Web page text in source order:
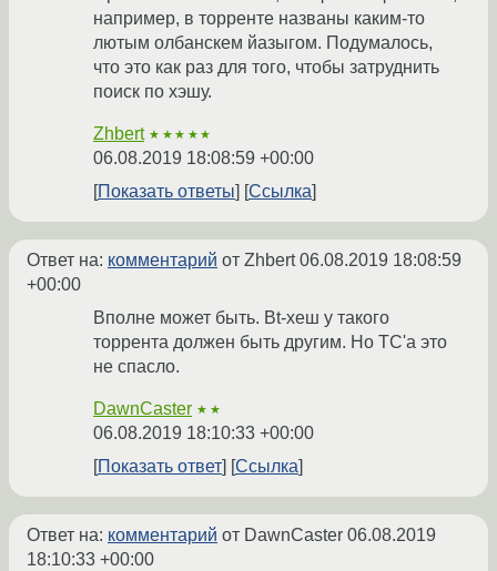
например, в торренте названы каким-то
лютым олбанскем йазыгом. Подумалось,
что это как раз для того, чтобы затруднить
поиск по хэшу.
Zhbert ★★★★★
06.08.2019 18:08:59 +00:00
Показать ответы
Ссылка
Ответ на: комментарий от Zhbert06.08.2019 18:08:59
+00:00
Вполне может быть. Bt-хеш у такого
торрента должен быть другим. Но TC'а это
не спасло.
DawnCaster ★★
06.08.2019 18:10:33 +00:00
Показать ответ
Ссылка
Ответ на: комментарий от DawnCaster 06.08.2019
18:10:33 +00:00